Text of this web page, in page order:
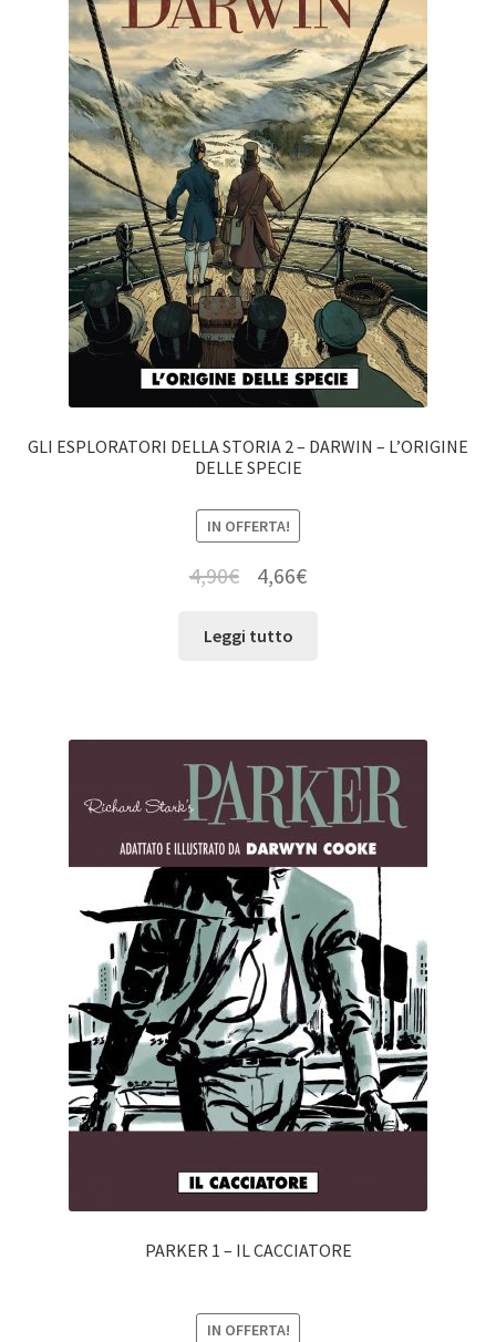
GLI ESPLORATORI DELLA STORIA 2 – DARWIN – L’ORIGINE
DELLE SPECIE
IN OFFERTA!
4,90€ 4,66€
Leggi tutto
PARKER 1 – IL CACCIATORE
IN OFFERTA!